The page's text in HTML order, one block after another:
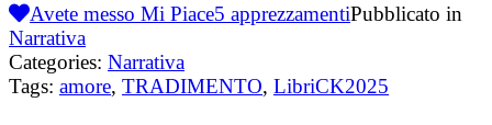
Avete messo Mi Piace5 apprezzamentiPubblicato in
Narrativa
Categories: Narrativa
Tags: amore, TRADIMENTO, LibriCK2025